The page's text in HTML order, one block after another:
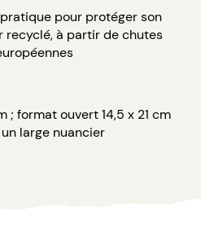
pour protéger son
recyclé, à partir de chutes
; format ouvert 14,5 x 21 cm
large nuancier
creux